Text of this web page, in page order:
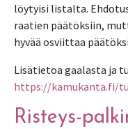
löytyisi listalta.
raatien päätöksiin,
hyvää osviittaa
Lisätietoa gaalasta ja
https://kamukanta.fi/
Risteys-